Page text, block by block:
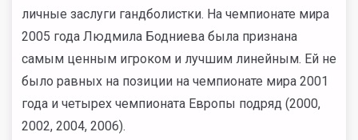
личные заслуги гандболистки. На чемпионате мира
2005 года Людмила Бодниева была признана
самым ценным игроком и лучшим линейным. Ей не
было равных на позиции на чемпионате мира 2001
года и четырех чемпионата Европы подряд (2000,
2002, 2004, 2006).